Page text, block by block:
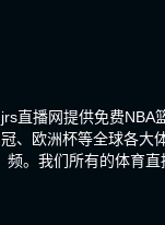
jrs直播网提供免费NBA
冠、欧洲杯等全球各大
频。我们所有的体育